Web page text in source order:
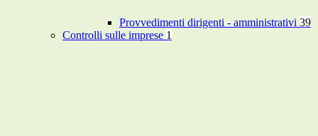
Provvedimenti dirigenti - amministrativi 39
Controlli sulle imprese 1